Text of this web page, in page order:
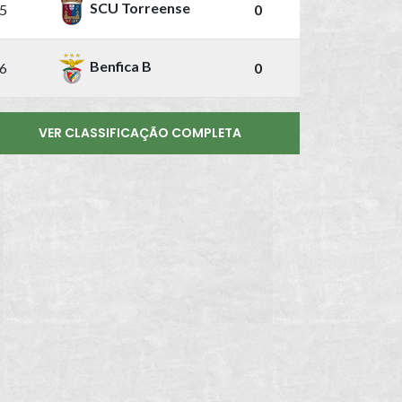
SCU Torreense 0
Benfica B 0
VER CLASSIFICAÇÃO COMPLETA